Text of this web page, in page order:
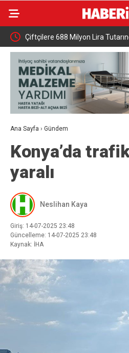
Çiftçilere 688 Milyon Lira
Ödemesi
Ana Sayfa › Gündem
Konya’da
yaralı
Neslihan Kaya
Giriş: 14-07-2025 23:48
Güncelleme: 14-07-2025 23:48
Kaynak: İHA